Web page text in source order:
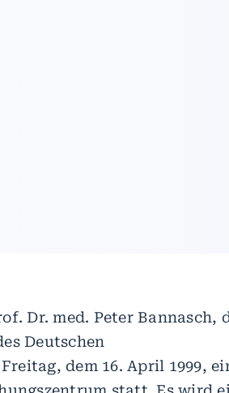
Dr. med. Peter Bannasch,
Deutschen
dem 16. April 1999,